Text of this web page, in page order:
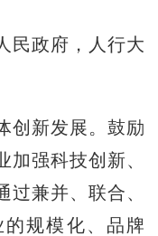
政府，人行大
新发展。鼓励
强科技创新、
过兼并、联合、
规模化、品牌